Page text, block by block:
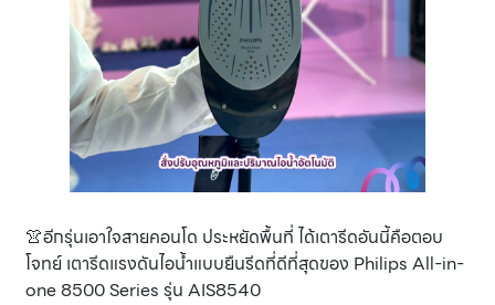
👚อีกรุ่นเอาใจสายคอนโด ประหยัดพื้นที่ ได้เตารีดอันนี้คือตอบ
โจทย์ เตารีดแรงดันไอน้ำแบบยืนรีดที่ดีที่สุดของ Philips All-in-
one 8500 Series รุ่น AIS8540